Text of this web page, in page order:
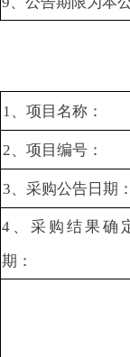
1、项目名称：
2、项目编号：
3、采购公告日期：
4、采购结果确
期：